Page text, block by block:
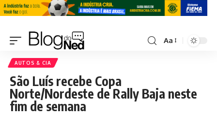
Aa
AUTOS & CIA
São Luís recebe Copa
Norte/Nordeste de Rally Baja neste
fim de semana